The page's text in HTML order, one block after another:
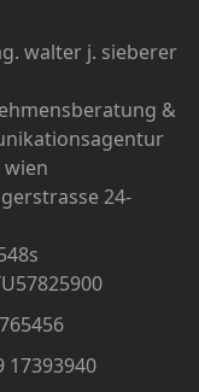
walter j. sieberer
&
wien
24-
17393940